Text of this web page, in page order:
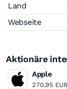
Land
Webseite
Aktionäre
Apple
270,95 EUR